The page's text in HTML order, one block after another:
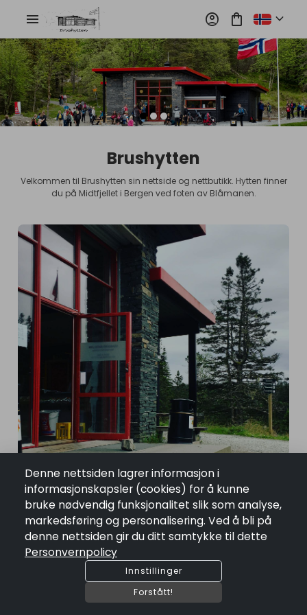
menu account_circle shopping_bag expand_more
Brushytten
Velkommen til Brushytten sin nettside og nettbutikk. Hytten finner
du på Midtfjellet i Bergen ved foten av Blåmanen.
Denne nettsiden lagrer informasjon i
informasjonskapsler (cookies) for å kunne
bruke nødvendig funksjonalitet slik som analyse,
markedsføring og personalisering. Ved å bli på
denne nettsiden gir du ditt samtykke til dette
Personvernpolicy
Innstillinger
Forstått!